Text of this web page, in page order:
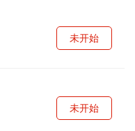
未开始
未开始